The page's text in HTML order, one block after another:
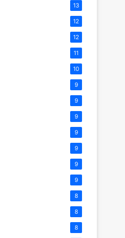
13
12
12
11
10
9
9
9
9
9
9
9
8
8
8